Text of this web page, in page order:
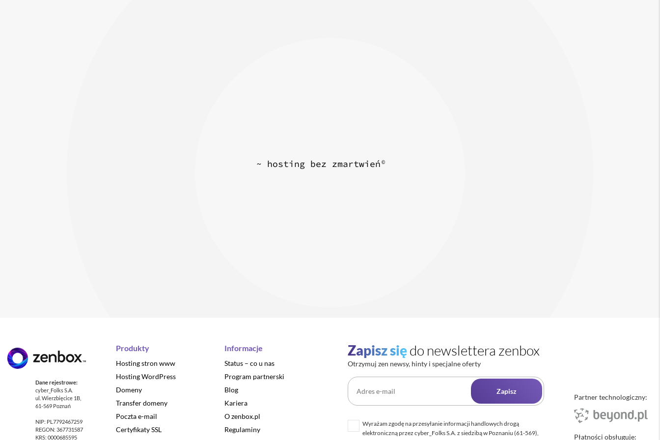
~ hosting bez zmartwień
©
Dane rejestrowe:
cyber_Folks S.A.
ul. Wierzbięcice 1B,
61-569 Poznań
NIP: PL7792467259
REGON: 367731587
KRS: 0000685595
Produkty
Hosting stron www
Hosting WordPress
Domeny
Transfer domeny
Poczta e-mail
Certyfikaty SSL
Informacje
Status – co u nas
Program partnerski
Blog
Kariera
O zenbox.pl
Regulaminy
Zapisz siędo newslettera zenbox
Otrzymuj zen newsy, hinty i specjalne oferty
Zapisz
Wyrażam zgodę na przesyłanie informacji handlowych drogą
elektroniczną przez cyber_Folks S.A. z siedzibą w Poznaniu (61-569),
Partner technologiczny:
Płatności obsługuje: